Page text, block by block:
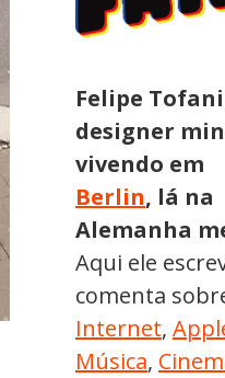
Felipe
designer
vivendo em
Berlin, lá na
Alemanha
Aqui ele
comenta
Internet,
Música,